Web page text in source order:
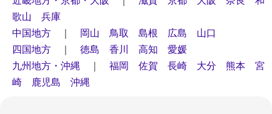
歌山
兵庫
中国地方
岡山 鳥取 島根 広島
山口
四国地方
徳島 香川 高知
愛媛
九州地方・沖縄
福岡 佐賀 長崎 大分 熊本
宮
崎
鹿児島 沖縄